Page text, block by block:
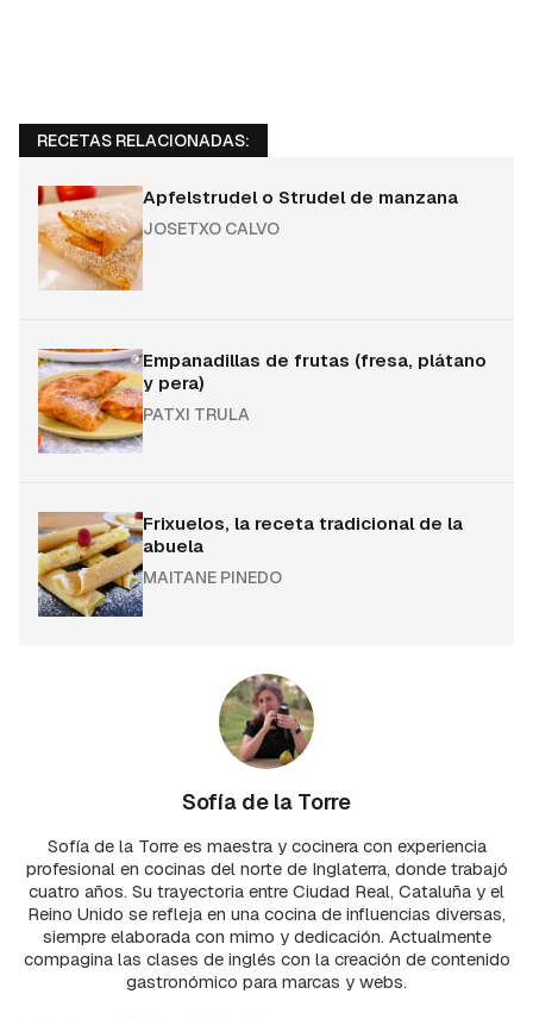
RECETAS RELACIONADAS:
Apfelstrudel o Strudel de manzana
JOSETXO CALVO
Empanadillas de frutas (fresa, plátano
y pera)
PATXI TRULA
Frixuelos, la receta tradicional de la
abuela
MAITANE PINEDO
Sofía de la Torre
Sofía de la Torre es maestra y cocinera con experiencia
profesional en cocinas del norte de Inglaterra, donde trabajó
cuatro años. Su trayectoria entre Ciudad Real, Cataluña y el
Reino Unido se refleja en una cocina de influencias diversas,
siempre elaborada con mimo y dedicación. Actualmente
compagina las clases de inglés con la creación de contenido
gastronómico para marcas y webs.